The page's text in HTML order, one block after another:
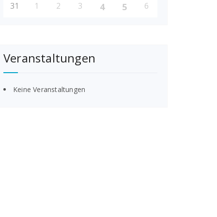
31 1 2 3 4 5 6
Veranstaltungen
Keine Veranstaltungen